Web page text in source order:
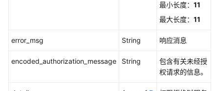
最小长度： 11
最大长度： 11
error_msg String 响应消息
encoded_authorization_message String
包含有关未经授
权请求的信息。